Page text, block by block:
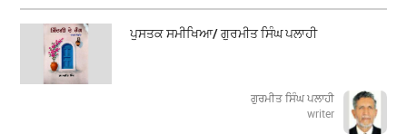
ਪੁਸਤਕ ਸਮੀਖਿਆ/ ਗੁਰਮੀਤ ਸਿੰਘ ਪਲਾਹੀ
ਗੁਰਮੀਤ ਸਿੰਘ ਪਲਾਹੀ
writer